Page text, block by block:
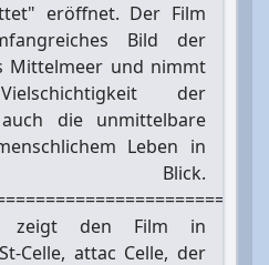
eröffnet. Der Film
Bild der
Mittelmeer und nimmt
der
die unmittelbare
Leben in
zeigt den Film in
Celle, attac Celle, der